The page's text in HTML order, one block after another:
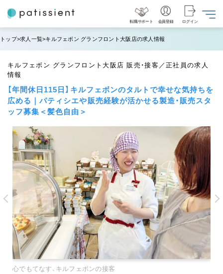
転職サポート 会員登録 ログイン
トップ 求人一覧 キルフェボン グランフロント大阪店の求人情報
キルフェボン グランフロント大阪店 販売・接客／正社員の求人
情報
【年間休日115日】キルフェボンのタルトで幸せな気持ちを
広める｜パティシエや販売経験が活かせる製造・販売スタ
ッフ募集＜髪色自由＞
心でもてなす、キルフェボンの接客